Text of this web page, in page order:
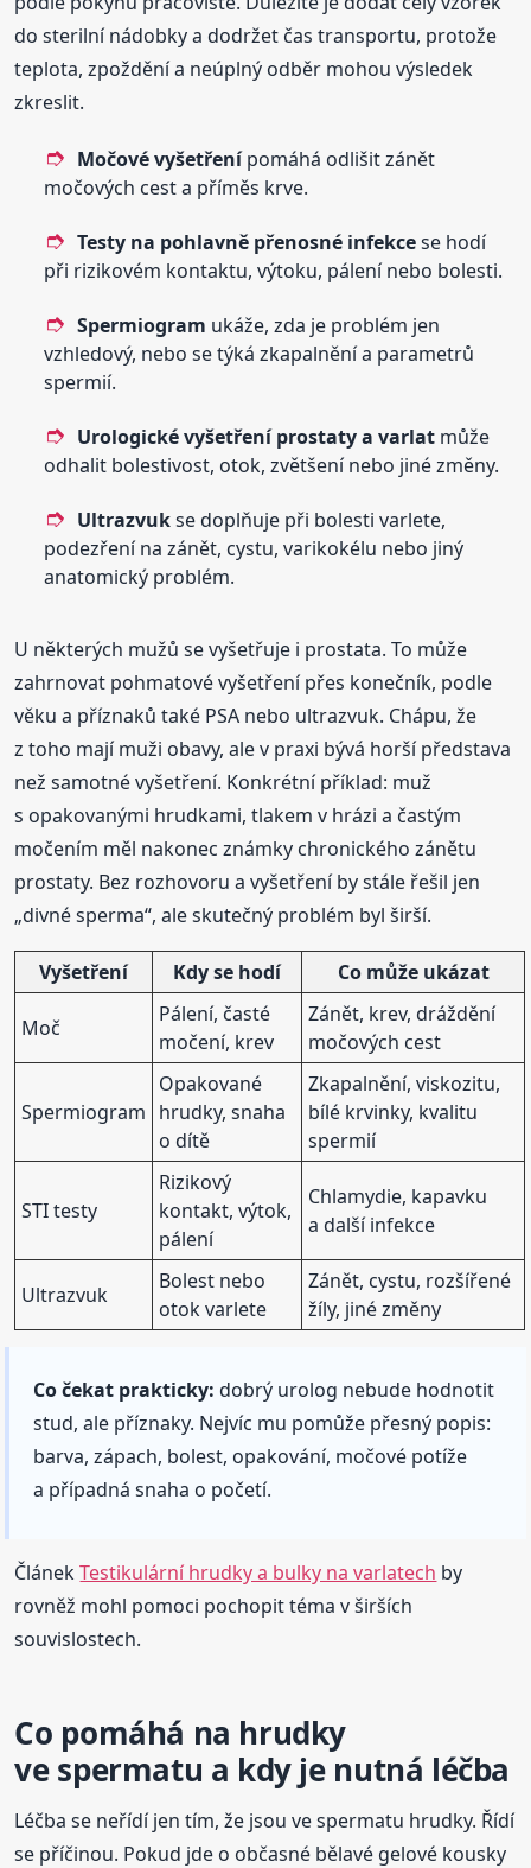
do sterilní nádobky a dodržet čas transportu, protože
teplota, zpoždění a neúplný odběr mohou výsledek
zkreslit.
Močové vyšetřenípomáhá odlišit zánět
močových cest a příměs krve.
Testy na pohlavně přenosné infekcese hodí
při rizikovém kontaktu, výtoku, pálení nebo bolesti.
Spermiogram ukáže, zda je problém jen
vzhledový, nebo se týká zkapalnění a parametrů
spermií.
Urologické vyšetření prostaty a varlat může
odhalit bolestivost, otok, zvětšení nebo jiné změny.
Ultrazvukse doplňuje při bolesti varlete,
podezření na zánět, cystu, varikokélu nebo jiný
anatomický problém.
U některých mužů se vyšetřuje i prostata. To může
zahrnovat pohmatové vyšetření přes konečník, podle
věku a příznaků také PSA nebo ultrazvuk. Chápu, že
z toho mají muži obavy, ale v praxi bývá horší představa
než samotné vyšetření. Konkrétní příklad: muž
s opakovanými hrudkami, tlakem v hrázi a častým
močením měl nakonec známky chronického zánětu
prostaty. Bez rozhovoru a vyšetření by stále řešil jen
„divné sperma“, ale skutečný problém byl širší.
Vyšetření Kdy se hodí Co může ukázat
Moč
Pálení, časté
močení, krev
Zánět, krev, dráždění
močových cest
Spermiogram
Opakované
hrudky, snaha
o dítě
Zkapalnění, viskozitu,
bílé krvinky, kvalitu
spermií
STI testy
Rizikový
kontakt, výtok,
pálení
Chlamydie, kapavku
a další infekce
Ultrazvuk
Bolest nebo
otok varlete
Zánět, cystu, rozšířené
žíly, jiné změny
Co čekat prakticky: dobrý urolog nebude hodnotit
stud, ale příznaky. Nejvíc mu pomůže přesný popis:
barva, zápach, bolest, opakování, močové potíže
a případná snaha o početí.
ČlánekTestikulární hrudky a bulky na varlatech by
rovněž mohl pomoci pochopit téma v širších
souvislostech.
Co pomáhá na hrudky
ve spermatu a kdy je nutná léčba
Léčba se neřídí jen tím, že jsou ve spermatu hrudky. Řídí
se příčinou. Pokud jde o občasné bělavé gelové kousky